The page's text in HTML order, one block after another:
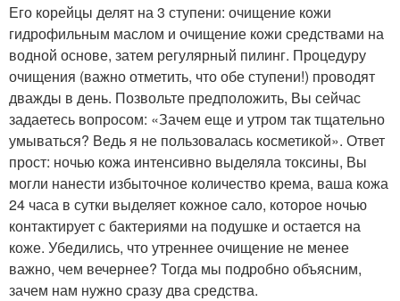
Его корейцы делят на 3 ступени: очищение кожи
гидрофильным маслом и очищение кожи средствами на
водной основе, затем регулярный пилинг. Процедуру
очищения (важно отметить, что обе ступени!) проводят
дважды в день. Позвольте предположить, Вы сейчас
задаетесь вопросом: «Зачем еще и утром так тщательно
умываться? Ведь я не пользовалась косметикой». Ответ
прост: ночью кожа интенсивно выделяла токсины, Вы
могли нанести избыточное количество крема, ваша кожа
24 часа в сутки выделяет кожное сало, которое ночью
контактирует с бактериями на подушке и остается на
коже. Убедились, что утреннее очищение не менее
важно, чем вечернее? Тогда мы подробно объясним,
зачем нам нужно сразу два средства.